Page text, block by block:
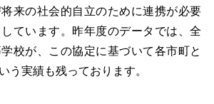
来の社会的自立のために連携が必要
ています。昨年度のデータでは、全
校が、この協定に基づいて各市町と
う実績も残っております。